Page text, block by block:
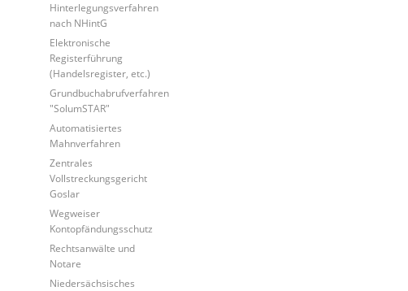
Hinterlegungsverfahren
nach NHintG
Elektronische
Registerführung
(Handelsregister, etc.)
Grundbuchabrufverfahren
"SolumSTAR"
Automatisiertes
Mahnverfahren
Zentrales
Vollstreckungsgericht
Goslar
Wegweiser
Kontopfändungsschutz
Rechtsanwälte und
Notare
Niedersächsisches